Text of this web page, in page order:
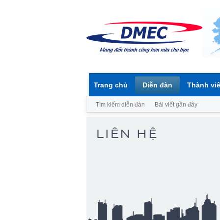
Trang chủ Diễn đàn
Tìm kiếm diễn đàn Bài viết gần đây
Thành